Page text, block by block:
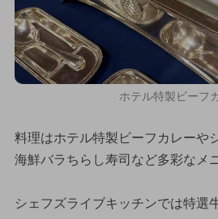
ホテル特製ビーフ
料理はホテル特製ビーフカレーや
海鮮バラちらし寿司など多彩なメ
シェフズライブキッチンでは特選